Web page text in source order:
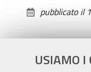
USIAMO I
propone
imprese
imprenditori
pubblicato il